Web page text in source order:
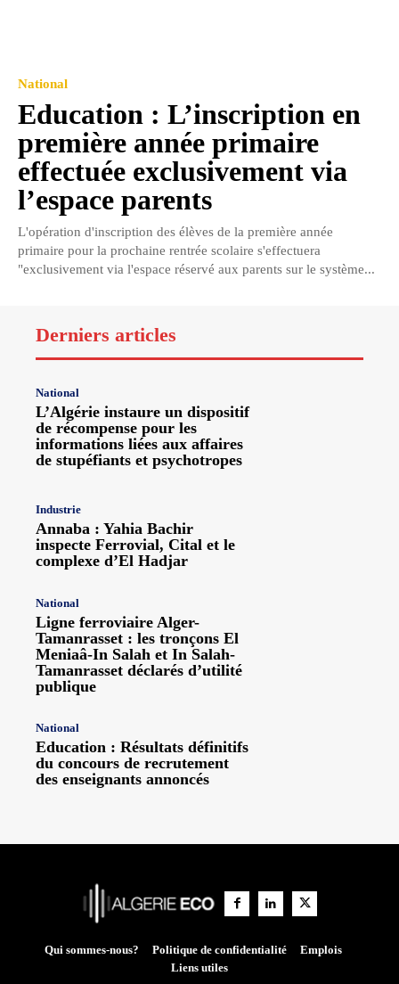
National
Education : L’inscription en
première année primaire
effectuée exclusivement via
l’espace parents
L'opération d'inscription des élèves de la première année
primaire pour la prochaine rentrée scolaire s'effectuera
"exclusivement via l'espace réservé aux parents sur le système...
Derniers articles
National
L’Algérie instaure un dispositif
de récompense pour les
informations liées aux affaires
de stupéfiants et psychotropes
Industrie
Annaba : Yahia Bachir
inspecte Ferrovial, Cital et le
complexe d’El Hadjar
National
Ligne ferroviaire Alger-
Tamanrasset : les tronçons El
Meniaâ-In Salah et In Salah-
Tamanrasset déclarés d’utilité
publique
National
Education : Résultats définitifs
du concours de recrutement
des enseignants annoncés
Qui sommes-nous? Politique de confidentialité
Emplois
Liens utiles